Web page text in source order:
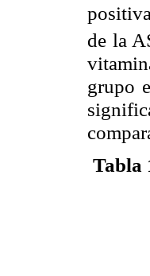
de la
grupo
Tabla